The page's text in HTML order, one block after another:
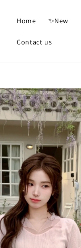
Home ✨New
Contact us